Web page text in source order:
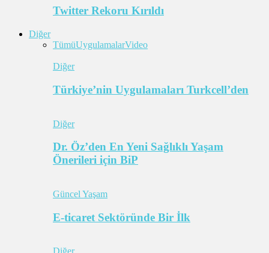
Twitter Rekoru Kırıldı
Diğer
TümüUygulamalarVideo
Diğer
Türkiye’nin Uygulamaları Turkcell’den
Diğer
Dr. Öz’den En Yeni Sağlıklı Yaşam
Önerileri için BiP
Güncel Yaşam
E-ticaret Sektöründe Bir İlk